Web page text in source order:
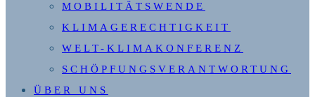
MOBILITÄTSWENDE
KLIMAGERECHTIGKEIT
WELT-KLIMAKONFERENZ
SCHÖPFUNGSVERANTWORTUNG
ÜBER UNS